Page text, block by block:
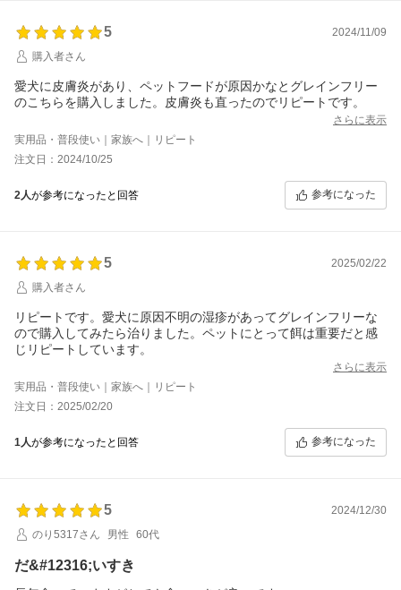
5
2024/11/09
購入者さん
愛犬に皮膚炎があり、ペットフードが原因かなとグレインフリー
のこちらを購入しました。皮膚炎も直ったのでリピートです。
さらに表示
実用品・普段使い｜家族へ｜リピート
注文日：2024/10/25
2人が参考になったと回答 参考になった
5
2025/02/22
購入者さん
リピートです。愛犬に原因不明の湿疹があってグレインフリーな
ので購入してみたら治りました。ペットにとって餌は重要だと感
じリピートしています。
さらに表示
実用品・普段使い｜家族へ｜リピート
注文日：2025/02/20
1人が参考になったと回答 参考になった
5
2024/12/30
のり5317さん
男性 60代
だ&#12316;いすき